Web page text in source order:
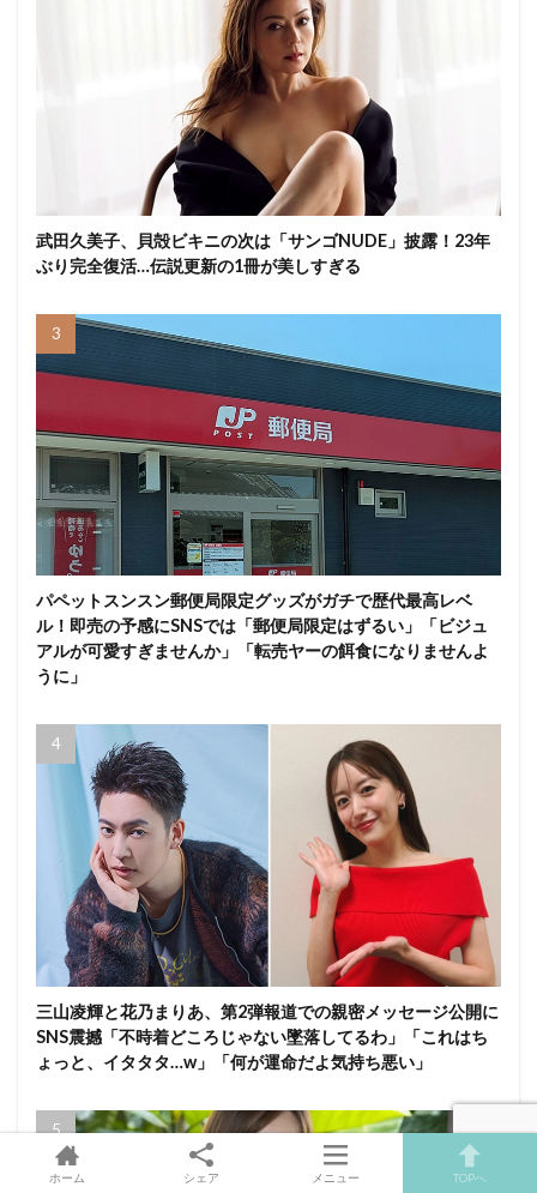
武田久美子、貝殻ビキニの次は「サンゴNUDE」披露！23年
ぶり完全復活…伝説更新の1冊が美しすぎる
パペットスンスン郵便局限定グッズがガチで歴代最高レベ
ル！即売の予感にSNSでは「郵便局限定はずるい」「ビジュ
アルが可愛すぎませんか」「転売ヤーの餌食になりませんよ
うに」
三山凌輝と花乃まりあ、第2弾報道での親密メッセージ公開に
SNS震撼「不時着どころじゃない墜落してるわ」「これはち
ょっと、イタタタ…w」「何が運命だよ気持ち悪い」
ホーム シェア メニュー TOPへ